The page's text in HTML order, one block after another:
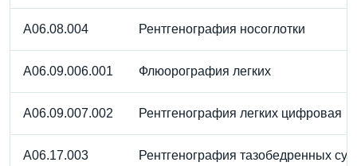
A06.08.004 Рентгенография носоглотки
A06.09.006.001 Флюорография легких
A06.09.007.002 Рентгенография легких цифровая
A06.17.003
Рентгенография тазобедренных